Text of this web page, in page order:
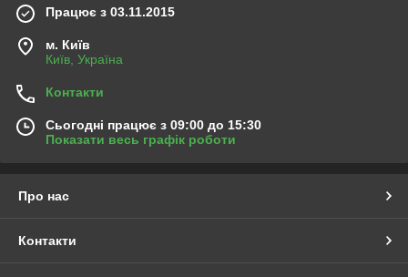
Працює з 03.11.2015
м. Київ
Київ, Україна
Контакти
Сьогодні працює з 09:00 до 15:30
Показати весь графік роботи
Про нас
Контакти